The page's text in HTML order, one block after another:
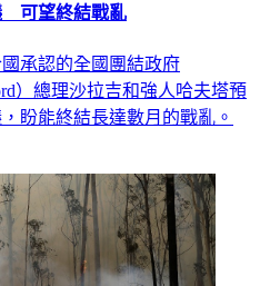
可望終結戰亂
承認的全國團結政府
）總理沙拉吉和強人哈夫塔預
盼能終結長達數月的戰亂。